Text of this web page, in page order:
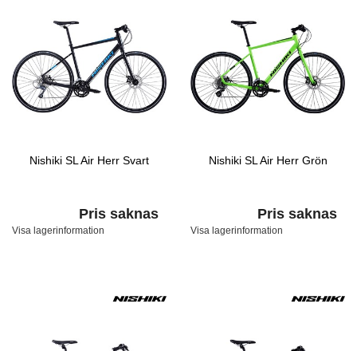
Nishiki SL Air Herr Svart
Pris saknas
Visa lagerinformation
Nishiki SL Air Herr Grön
Pris saknas
Visa lagerinformation